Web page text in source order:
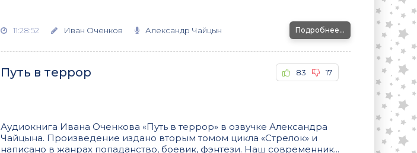
11:28:52 Иван Оченков Александр Чайцын Подробнее...
Путь в террор 83 17
Аудиокнига Ивана Оченкова «Путь в террор» в озвучке Александра
Чайцына. Произведение издано вторым томом цикла «Стрелок» и
написано в жанрах попаданство, боевик, фэнтези. Наш современник...